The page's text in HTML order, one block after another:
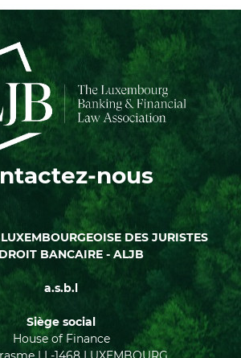
nous
DES JURISTES
BANCAIRE - ALJB
a.s.b.l
Siège social
House of Finance